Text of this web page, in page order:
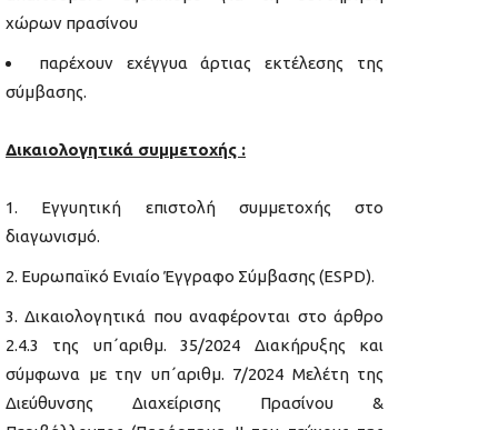
χώρων πρασίνου
παρέχουν εχέγγυα άρτιας εκτέλεσης της
σύμβασης.
Δικαιολογητικά συμμετοχής :
Εγγυητική επιστολή συμμετοχής στο
διαγωνισμό.
Ευρωπαϊκό Ενιαίο Έγγραφο Σύμβασης (ESPD).
Δικαιολογητικά που αναφέρονται στο άρθρο
2.4.3 της υπ΄αριθμ. 35/2024 Διακήρυξης και
σύμφωνα με την υπ΄αριθμ. 7/2024 Μελέτη της
Διεύθυνσης Διαχείρισης Πρασίνου &